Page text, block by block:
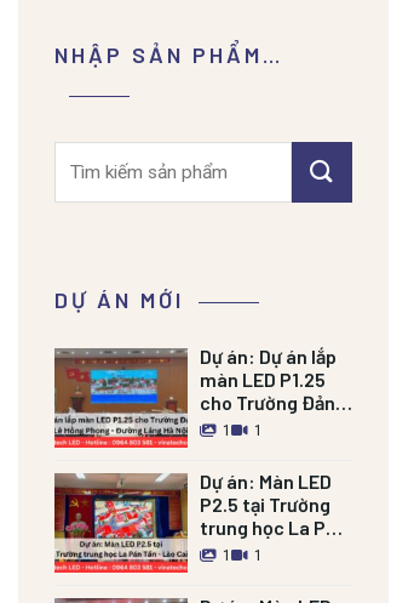
NHẬP SẢN PHẨM…
kiếm:
DỰ ÁN MỚI
Dự án: Dự án lắp
màn LED P1.25
cho Trường Đảng
Lê Hồng Phong –
1 1
Dự án: Màn LED
P2.5 tại Trường
trung học La Pán
Tẩn – Lào Cai
1 1